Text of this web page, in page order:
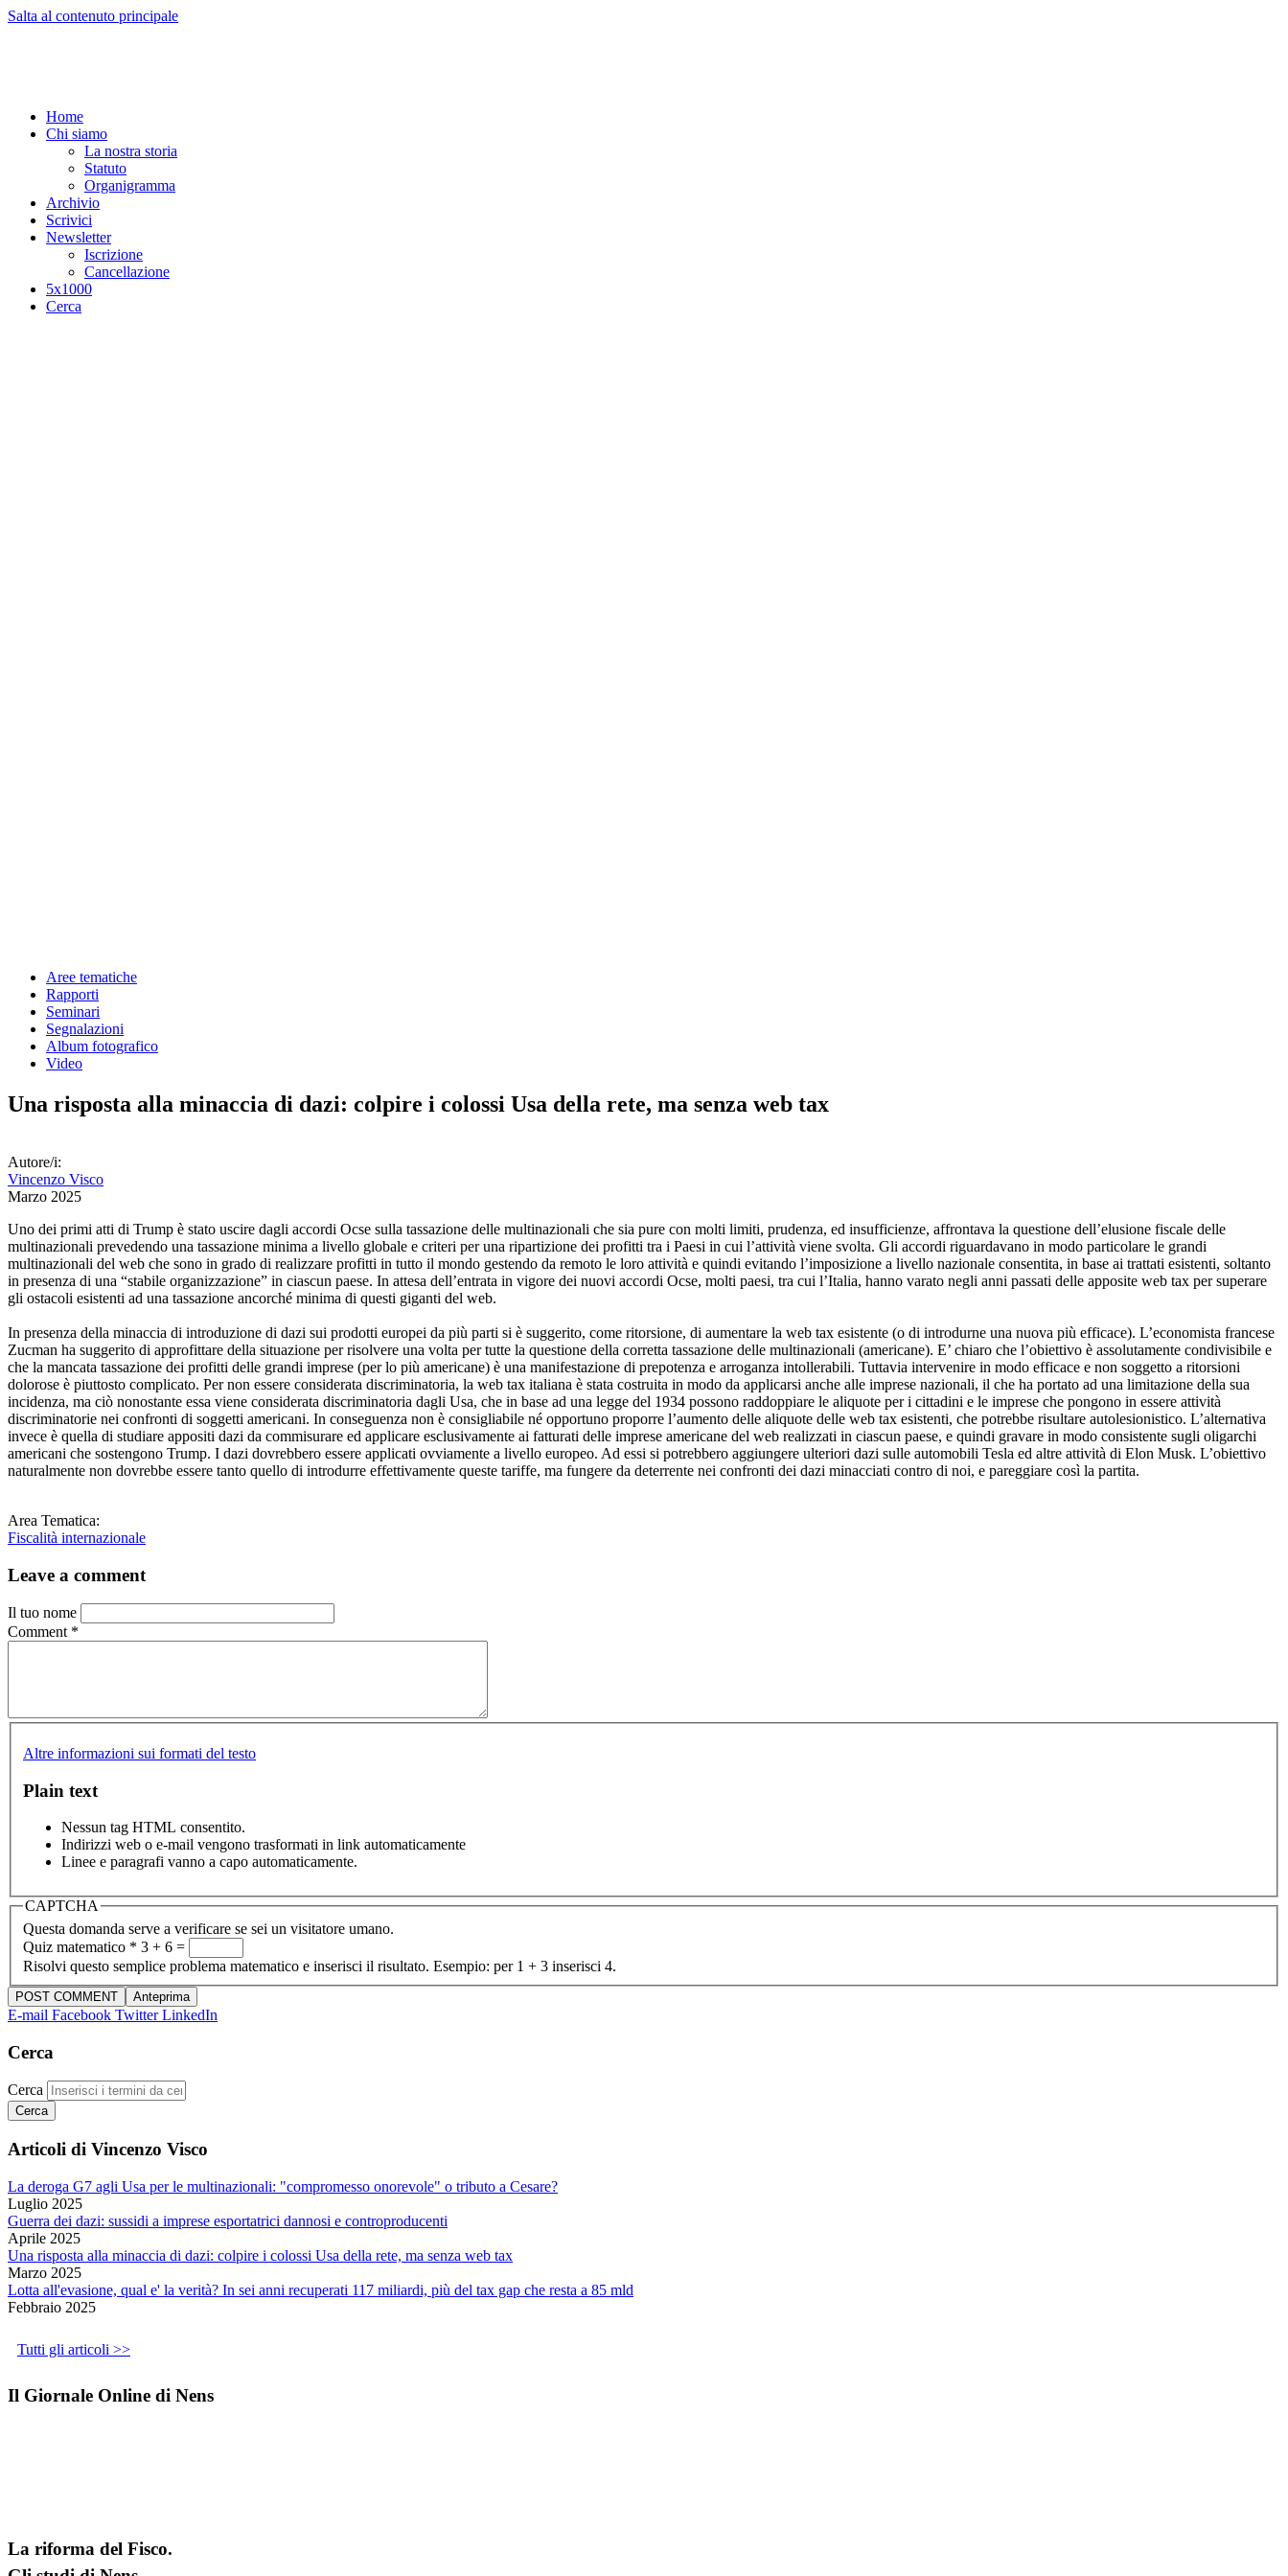
Salta al contenuto principale
Home
Chi siamo
La nostra storia
Statuto
Organigramma
Archivio
Scrivici
Newsletter
Iscrizione
Cancellazione
5x1000
Cerca
Aree tematiche
Rapporti
Seminari
Segnalazioni
Album fotografico
Video
Una risposta alla minaccia di dazi: colpire i colossi Usa della rete, ma senza web tax
Autore/i:
Vincenzo Visco
Marzo 2025
Uno dei primi atti di Trump è stato uscire dagli accordi Ocse sulla tassazione delle multinazionali che sia pure con molti limiti, prudenza, ed insufficienze, affrontava la questione dell’elusione fiscale delle
multinazionali prevedendo una tassazione minima a livello globale e criteri per una ripartizione dei profitti tra i Paesi in cui l’attività viene svolta. Gli accordi riguardavano in modo particolare le grandi
multinazionali del web che sono in grado di realizzare profitti in tutto il mondo gestendo da remoto le loro attività e quindi evitando l’imposizione a livello nazionale consentita, in base ai trattati esistenti, soltanto
in presenza di una “stabile organizzazione” in ciascun paese. In attesa dell’entrata in vigore dei nuovi accordi Ocse, molti paesi, tra cui l’Italia, hanno varato negli anni passati delle apposite web tax per superare
gli ostacoli esistenti ad una tassazione ancorché minima di questi giganti del web.
In presenza della minaccia di introduzione di dazi sui prodotti europei da più parti si è suggerito, come ritorsione, di aumentare la web tax esistente (o di introdurne una nuova più efficace). L’economista francese
Zucman ha suggerito di approfittare della situazione per risolvere una volta per tutte la questione della corretta tassazione delle multinazionali (americane). E’ chiaro che l’obiettivo è assolutamente condivisibile e
che la mancata tassazione dei profitti delle grandi imprese (per lo più americane) è una manifestazione di prepotenza e arroganza intollerabili. Tuttavia intervenire in modo efficace e non soggetto a ritorsioni
dolorose è piuttosto complicato. Per non essere considerata discriminatoria, la web tax italiana è stata costruita in modo da applicarsi anche alle imprese nazionali, il che ha portato ad una limitazione della sua
incidenza, ma ciò nonostante essa viene considerata discriminatoria dagli Usa, che in base ad una legge del 1934 possono raddoppiare le aliquote per i cittadini e le imprese che pongono in essere attività
discriminatorie nei confronti di soggetti americani. In conseguenza non è consigliabile né opportuno proporre l’aumento delle aliquote delle web tax esistenti, che potrebbe risultare autolesionistico. L’alternativa
invece è quella di studiare appositi dazi da commisurare ed applicare esclusivamente ai fatturati delle imprese americane del web realizzati in ciascun paese, e quindi gravare in modo consistente sugli oligarchi
americani che sostengono Trump. I dazi dovrebbero essere applicati ovviamente a livello europeo. Ad essi si potrebbero aggiungere ulteriori dazi sulle automobili Tesla ed altre attività di Elon Musk. L’obiettivo
naturalmente non dovrebbe essere tanto quello di introdurre effettivamente queste tariffe, ma fungere da deterrente nei confronti dei dazi minacciati contro di noi, e pareggiare così la partita.
Area Tematica:
Fiscalità internazionale
Leave a comment
Il tuo nome
Comment *
Altre informazioni sui formati del testo
Plain text
Nessun tag HTML consentito.
Indirizzi web o e-mail vengono trasformati in link automaticamente
Linee e paragrafi vanno a capo automaticamente.
CAPTCHA
Questa domanda serve a verificare se sei un visitatore umano.
Quiz matematico * 3 + 6 =
Risolvi questo semplice problema matematico e inserisci il risultato. Esempio: per 1 + 3 inserisci 4.
E-mail Facebook TwitterLinkedIn
Cerca
Cerca
Articoli di Vincenzo Visco
La deroga G7 agli Usa per le multinazionali: "compromesso onorevole" o tributo a Cesare?
Luglio 2025
Guerra dei dazi: sussidi a imprese esportatrici dannosi e controproducenti
Aprile 2025
Una risposta alla minaccia di dazi: colpire i colossi Usa della rete, ma senza web tax
Marzo 2025
Lotta all'evasione, qual e' la verità? In sei anni recuperati 117 miliardi, più del tax gap che resta a 85 mld
Febbraio 2025
Tutti gli articoli >>
Il Giornale Online di Nens
La riforma del Fisco.